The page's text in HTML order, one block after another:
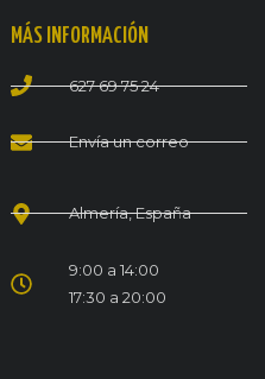
MÁS INFORMACIÓN
627 69 75 24
Envía un correo
Almería, España
9:00 a 14:00
17:30 a 20:00